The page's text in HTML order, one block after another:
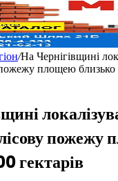
/На Чернігівщині
площею близько
пожежу
гектарів